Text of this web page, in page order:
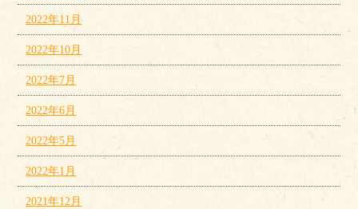
2022年11月
2022年10月
2022年7月
2022年6月
2022年5月
2022年1月
2021年12月